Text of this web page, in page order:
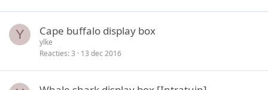
Y Cape buffalo display box
ylke
Reacties 3 13 dec 2016